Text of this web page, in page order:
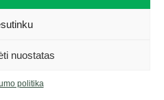
nuostatas
politika